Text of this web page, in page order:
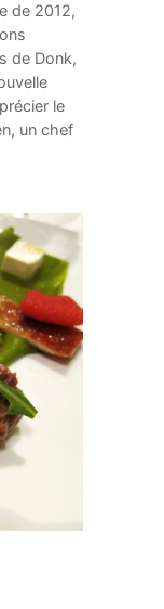
de 2012,
de Donk,
le
un chef